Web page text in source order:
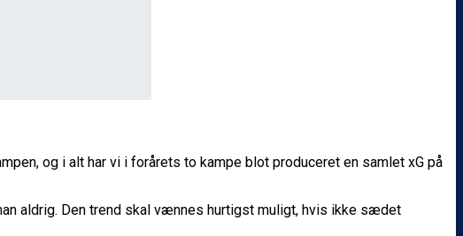
og i alt har vi i forårets to kampe blot produceret en samlet xG på
aldrig. Den trend skal vænnes hurtigst muligt, hvis ikke sædet